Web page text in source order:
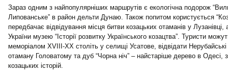
Зараз одним з найпопулярніших маршрутів є екологічна подорож
Липованське” в район дельти Дунаю. Також попитом користується
передбачає відвідування місця битви козацьких отаманів у Лузанівці,
України музею “Історії розвитку Українського козацтва”. Туристи
меморіалом XVIII-XX століть у селищі Усатове, відвідати
отаману Головатому та дуб “Чорна ніч” – найстаріше дерево в Одесі,
козацьких історій.